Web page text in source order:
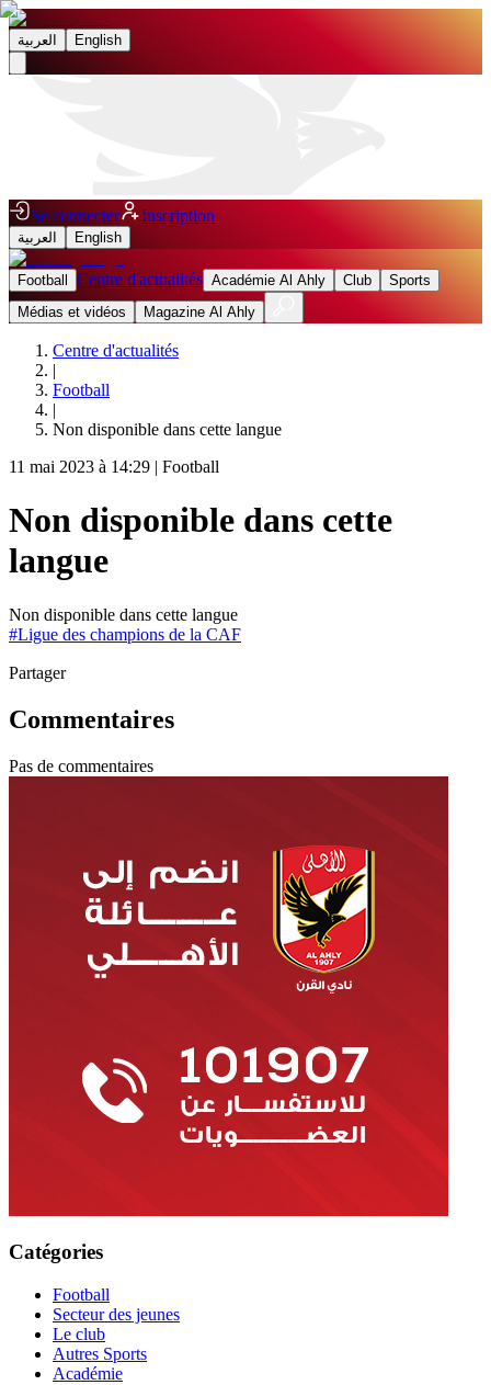
العربية English
Se connecter Inscription
العربية English
Football Centre d'actualités Académie Al Ahly Club
Sports
Médias et vidéos
Magazine Al Ahly
Centre d'actualités
|
Football
|
Non disponible dans cette langue
11 mai 2023 à 14:29 | Football
Non disponible dans cette
langue
Non disponible dans cette langue
#Ligue des champions de la CAF
Partager
Commentaires
Pas de commentaires
Catégories
Football
Secteur des jeunes
Le club
Autres Sports
Académie